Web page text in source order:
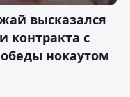
высказался
контракта с
нокаутом